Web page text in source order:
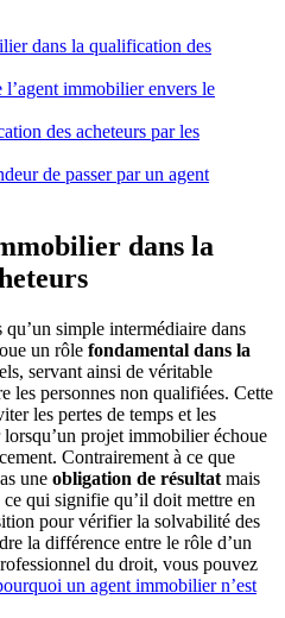
dans la qualification des
immobilier envers le
des acheteurs par les
de passer par un agent
dans la
simple intermédiaire dans
un rôle fondamental dans la
servant ainsi de véritable
les personnes non qualifiées. Cette
les pertes de temps et les
projet immobilier échoue
Contrairement à ce que
une obligation de résultat mais
qui signifie qu’il doit mettre en
pour vérifier la solvabilité des
la différence entre le rôle d’un
du droit, vous pouvez
un agent immobilier n’est